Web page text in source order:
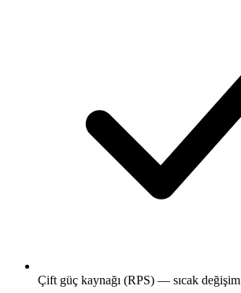
Çift güç kaynağı (RPS) — sıcak değişim